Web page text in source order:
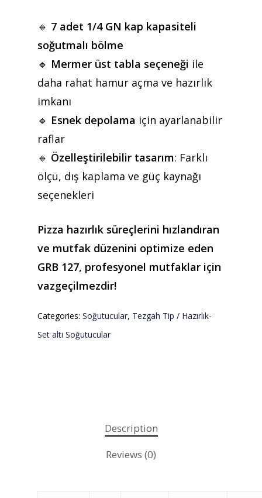
🔹 7 adet 1/4 GN kap kapasiteli
soğutmalı bölme
🔹 Mermer üst tabla seçeneği ile
daha rahat hamur açma ve hazırlık
imkanı
🔹 Esnek depolama için ayarlanabilir
raflar
🔹 Özelleştirilebilir tasarım: Farklı
ölçü, dış kaplama ve güç kaynağı
seçenekleri
Pizza hazırlık süreçlerini hızlandıran
ve mutfak düzenini optimize eden
GRB 127, profesyonel mutfaklar için
vazgeçilmezdir!
Categories: Soğutucular, Tezgah Tip / Hazırlık-
Set altı Soğutucular
Description
Reviews (0)